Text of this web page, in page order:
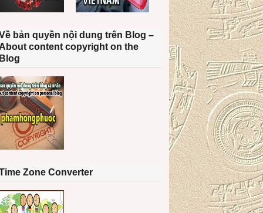
bản quyền nội dung trên Blog –
content copyright on the
Zone Converter